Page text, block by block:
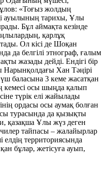
«Тоғыз жолдың
ауылының тарихы, Ұлы
Бұл аймақта кезінде
қарлұқ
Ол кісі де Шоқан
да белгілі этнограф, ғалым
жазады дейді. Ендігі бір
Нарынқолдағы Хан Тәңірі
баласына 3 кеме жасатқан
кемесі осы шыңда қалып
түрік елі жайылады
ордасы осы аумақ болған
турасында да қызықты
қазақша Ұлы жүз деген
тайпасы – жалайырлар
елдің территориясында
бұлар, жетісуға ауып,